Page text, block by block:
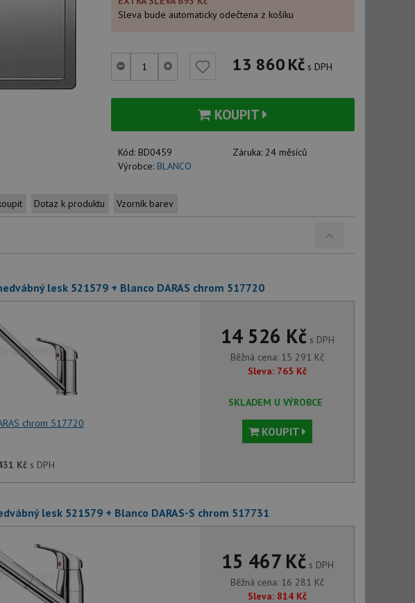
Sleva bude automaticky odečtena z košíku
13 860Kč s DPH
KOUPIT
Kód: BD0459 Záruka:24 měsíců
Výrobce: BLANCO
Dotaz k produktu Vzorník barev
lesk 521579 + Blanco DARAS chrom 517720
chrom 517720
Kč s DPH
14 526 Kčs DPH
Běžná cena: 15 291 Kč
Sleva: 765 Kč
SKLADEM U VÝROBCE
KOUPIT
lesk 521579 + Blanco DARAS-S chrom 517731
15 467 Kčs DPH
Běžná cena: 16 281 Kč
Sleva: 814 Kč